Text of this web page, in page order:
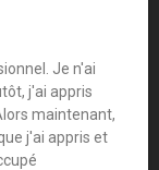
Je n'ai
j'ai appris
maintenant,
j'ai appris et